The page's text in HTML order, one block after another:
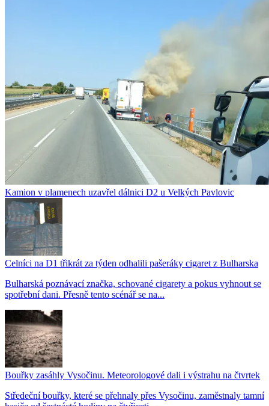
Kamion v plamenech uzavřel dálnici D2 u Velkých Pavlovic
Celníci na D1 třikrát za týden odhalili pašeráky cigaret z Bulharska
Bulharská poznávací značka, schované cigarety a pokus vyhnout se
spotřební dani. Přesně tento scénář se na...
Bouřky zasáhly Vysočinu. Meteorologové dali i výstrahu na čtvrtek
Středeční bouřky, které se přehnaly přes Vysočinu, zaměstnaly tamní